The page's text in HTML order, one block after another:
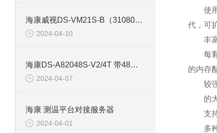
海康威视DS-VM21S-B（310801164） 存储网络服务器
2024-04-10
海康DS-A82048S-V2/4T 带48片4T硬盘存储服务器
2024-04-07
海康 测温平台对接服务器
2024-04-01
使用
代，可
丰富
每颗
的内存
较强
的大
支持
多种